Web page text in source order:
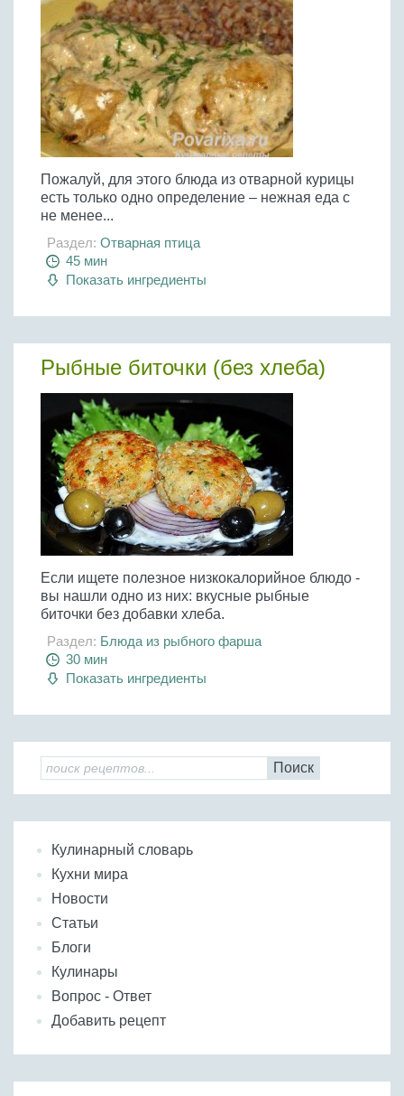
Пожалуй, для этого блюда из отварной курицы
есть только одно определение – нежная еда с
не менее...
Раздел: Отварная птица
45 мин
Показать ингредиенты
Рыбные биточки (без хлеба)
Если ищете полезное низкокалорийное блюдо -
вы нашли одно из них: вкусные рыбные
биточки без добавки хлеба.
Раздел: Блюда из рыбного фарша
30 мин
Показать ингредиенты
Поиск
Кулинарный словарь
Кухни мира
Новости
Статьи
Блоги
Кулинары
Вопрос - Ответ
Добавить рецепт